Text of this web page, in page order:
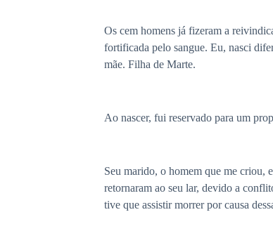
Os cem homens já fizeram a
fortificada pelo sangue. Eu, nasci
mãe. Filha de Marte.
Ao nascer, fui reservado para um
Seu marido, o homem que me criou,
retornaram ao seu lar, devido a
tive que assistir morrer por causa